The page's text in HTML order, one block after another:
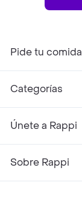
Pide tu
Categorías
Únete a Rappi
Sobre Rappi